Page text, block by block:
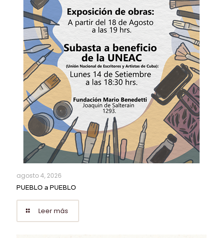
agosto 4, 2026
PUEBLO a PUEBLO
Leer más